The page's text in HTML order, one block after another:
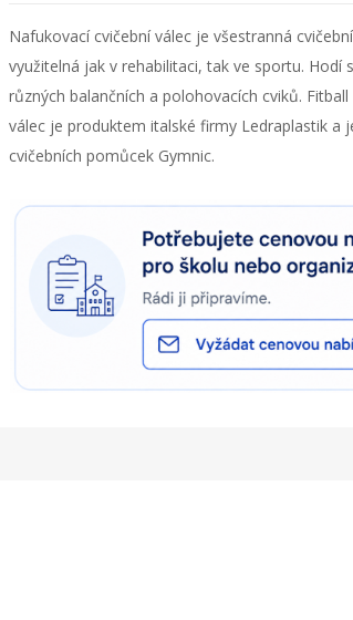
Nafukovací cvičební válec je všestranná
využitelná jak v rehabilitaci, tak ve sportu. Hodí
různých balančních a polohovacích cviků. Fitball
válec je produktem italské firmy Ledraplastik a
cvičebních pomůcek Gymnic.